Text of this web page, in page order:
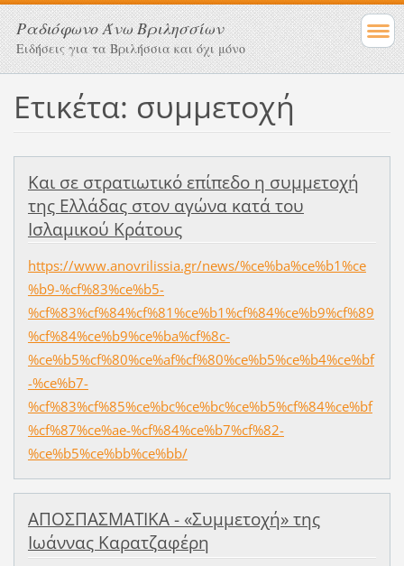
Ραδιόφωνο Άνω Βριλησσίων
Ειδήσεις για τα Βριλήσσια και όχι μόνο
Ετικέτα: συμμετοχή
Και σε στρατιωτικό επίπεδο η συμμετοχή
της Ελλάδας στον αγώνα κατά του
Ισλαμικού Κράτους
https://www.anovrilissia.gr/news/%ce%ba%ce%b1%ce
%b9-%cf%83%ce%b5-
%cf%83%cf%84%cf%81%ce%b1%cf%84%ce%b9%cf%89
%cf%84%ce%b9%ce%ba%cf%8c-
%ce%b5%cf%80%ce%af%cf%80%ce%b5%ce%b4%ce%bf
-%ce%b7-
%cf%83%cf%85%ce%bc%ce%bc%ce%b5%cf%84%ce%bf
%cf%87%ce%ae-%cf%84%ce%b7%cf%82-
%ce%b5%ce%bb%ce%bb/
ΑΠΟΣΠΑΣΜΑΤΙΚΑ - «Συμμετοχή» της
Ιωάννας Καρατζαφέρη